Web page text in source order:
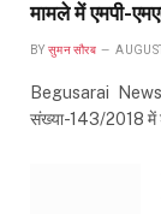
मामले में एमपी-
BY सुमन सौरब
Begusarai News
संख्या-143/2018 में